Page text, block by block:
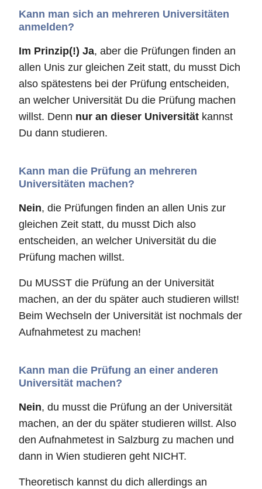
Kann man sich an mehreren Universitäten
anmelden?
Im Prinzip(!) Ja, aber die Prüfungen finden an
allen Unis zur gleichen Zeit statt, du musst Dich
also spätestens bei der Prüfung entscheiden,
an welcher Universität Du die Prüfung machen
willst. Denn nur an dieser Universität kannst
Du dann studieren.
Kann man die Prüfung an mehreren
Universitäten machen?
Nein, die Prüfungen finden an allen Unis zur
gleichen Zeit statt, du musst Dich also
entscheiden, an welcher Universität du die
Prüfung machen willst.
Du MUSST die Prüfung an der Universität
machen, an der du später auch studieren willst!
Beim Wechseln der Universität ist nochmals der
Aufnahmetest zu machen!
Kann man die Prüfung an einer anderen
Universität machen?
Nein, du musst die Prüfung an der Universität
machen, an der du später studieren willst. Also
den Aufnahmetest in Salzburg zu machen und
dann in Wien studieren geht NICHT.
Theoretisch kannst du dich allerdings an